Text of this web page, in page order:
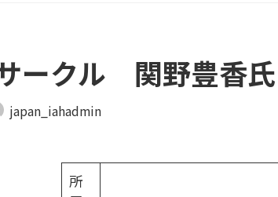
ークル 関野豊香氏
japan_iahadmin
所